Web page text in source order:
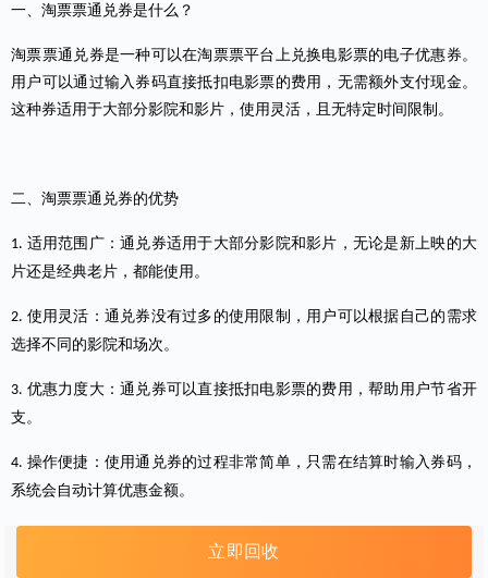
一、淘票票通兑券是什么？
淘票票通兑券是一种可以在淘票票平台上兑换电影票的电子优惠券。
用户可以通过输入券码直接抵扣电影票的费用，无需额外支付现金。
这种券适用于大部分影院和影片，使用灵活，且无特定时间限制。
二、淘票票通兑券的优势
1. 适用范围广：通兑券适用于大部分影院和影片，无论是新上映的大
片还是经典老片，都能使用。
2. 使用灵活：通兑券没有过多的使用限制，用户可以根据自己的需求
选择不同的影院和场次。
3. 优惠力度大：通兑券可以直接抵扣电影票的费用，帮助用户节省开
支。
4. 操作便捷：使用通兑券的过程非常简单，只需在结算时输入券码，
系统会自动计算优惠金额。
立即回收